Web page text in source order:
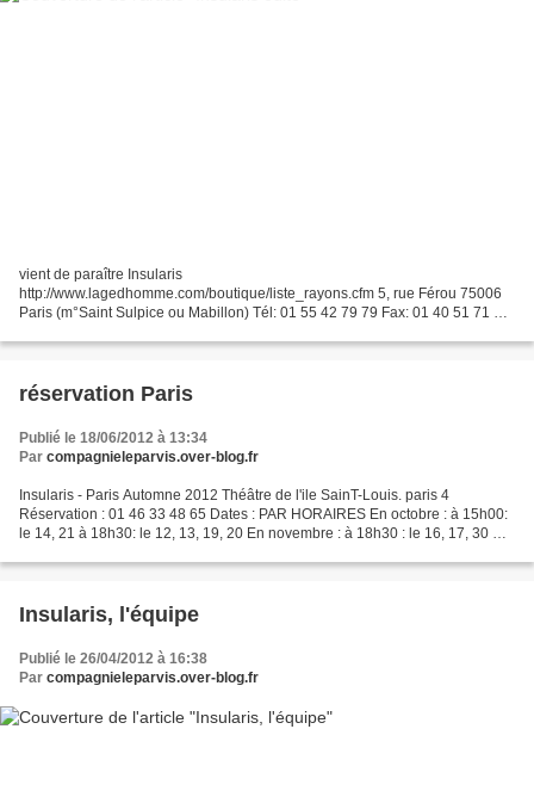
vient de paraître Insularis
http://www.lagedhomme.com/boutique/liste_rayons.cfm 5, rue Férou 75006
Paris (m°Saint Sulpice ou Mabillon) Tél: 01 55 42 79 79 Fax: 01 40 51 71 02
réservation Paris
Publié le 18/06/2012 à 13:34
Par compagnieleparvis.over-blog.fr
Insularis - Paris Automne 2012 Théâtre de l'ile SainT-Louis. paris 4
Réservation : 01 46 33 48 65 Dates : PAR HORAIRES En octobre : à 15h00:
le 14, 21 à 18h30: le 12, 13, 19, 20 En novembre : à 18h30 : le 16, 17, 30 En
Insularis, l'équipe
Publié le 26/04/2012 à 16:38
Par compagnieleparvis.over-blog.fr